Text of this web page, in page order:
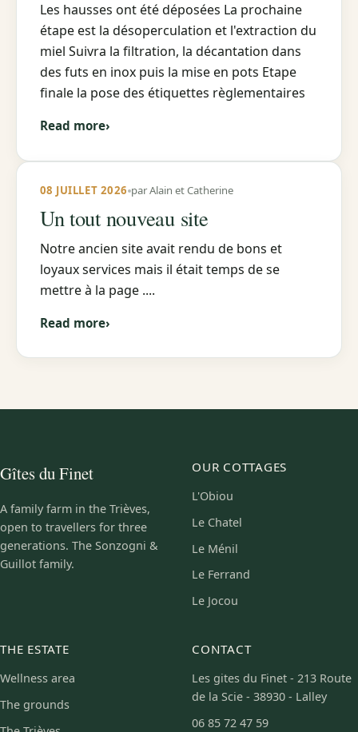
Les hausses ont été déposées La prochaine
étape est la désoperculation et l'extraction du
miel Suivra la filtration, la décantation dans
des futs en inox puis la mise en pots Etape
finale la pose des étiquettes règlementaires
Read more›
08 JUILLET 2026 par Alain et Catherine
Un tout nouveau site
Notre ancien site avait rendu de bons et
loyaux services mais il était temps de se
mettre à la page ....
Read more›
Gîtes du Finet
A family farm in the Trièves,
open to travellers for three
generations. The Sonzogni &
Guillot family.
OUR COTTAGES
L'Obiou
Le Chatel
Le Ménil
Le Ferrand
Le Jocou
THE ESTATE
Wellness area
The grounds
CONTACT
Les gites du Finet - 213 Route
de la Scie - 38930 - Lalley
06 85 72 47 59